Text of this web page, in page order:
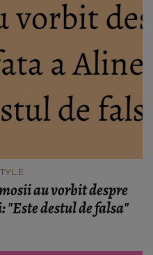
au vorbit despre
destul de falsa"